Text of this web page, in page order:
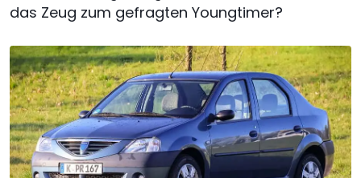
das Zeug zum gefragten Youngtimer?